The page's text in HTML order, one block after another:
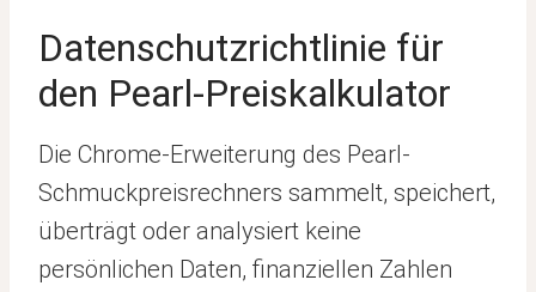
Datenschutzrichtlinie für
den Pearl-Preiskalkulator
Die Chrome-Erweiterung des Pearl-
Schmuckpreisrechners sammelt, speichert,
überträgt oder analysiert keine
persönlichen Daten, finanziellen Zahlen